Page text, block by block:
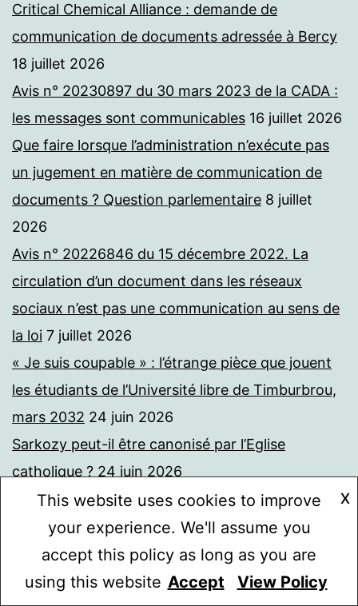
Critical Chemical Alliance : demande de
communication de documents adressée à Bercy
18 juillet 2026
Avis n° 20230897 du 30 mars 2023 de la CADA :
les messages sont communicables 16 juillet 2026
Que faire lorsque l’administration n’exécute pas
un jugement en matière de communication de
documents ? Question parlementaire 8 juillet
2026
Avis n° 20226846 du 15 décembre 2022. La
circulation d’un document dans les réseaux
sociaux n’est pas une communication au sens de
la loi 7 juillet 2026
« Je suis coupable » : l’étrange pièce que jouent
les étudiants de l’Université libre de Timburbrou,
mars 2032 24 juin 2026
Sarkozy peut-il être canonisé par l’Eglise
catholique ? 24 juin 2026
PFAS. Mémoire en réponse au mémoire n° 2 de
l’administration. Instruction n° 2515369 24 juin
2026
Protégé : PFAS et lobbying. Le ministère de
This website uses cookies to improve
your experience. We'll assume you
accept this policy as long as you are
using this website
X
Accept View Policy
Mode sombre :